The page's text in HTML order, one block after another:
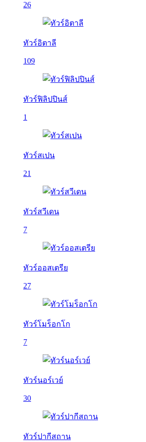
26
ทัวร์อิตาลี
109
ทัวร์ฟิลิปปินส์
1
ทัวร์สเปน
21
ทัวร์สวีเดน
7
ทัวร์ออสเตรีย
27
ทัวร์โมร็อกโก
7
ทัวร์นอร์เวย์
30
ทัวร์ปากีสถาน